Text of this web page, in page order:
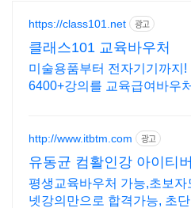
https://class101.net 광고
클래스101 교육바우처
미술용품부터 전자기기까지
6400+강의를 교육급여바우
http://www.itbtm.com 광고
유동균 컴활인강 아이티
바우처카드 가능
평생교육바우처 가능,초보자
넷강의만으로 합격가능, 초단